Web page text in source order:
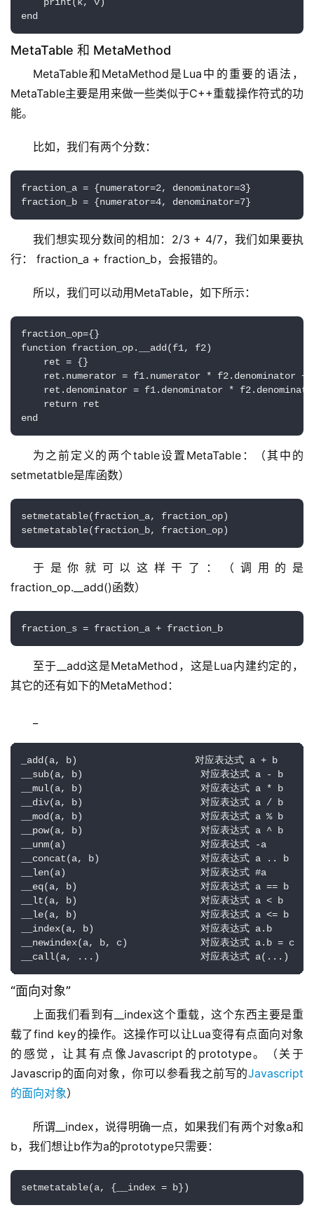
print(k, v)
end
MetaTable 和 MetaMethod
MetaTable和MetaMethod是Lua中的重要的语法，
MetaTable主要是用来做一些类似于C++重载操作符式的功
能。
比如，我们有两个分数：
fraction_a = {numerator=2, denominator=3}
fraction_b = {numerator=4, denominator=7}
我们想实现分数间的相加：2/3 + 4/7，我们如果要执
行： fraction_a + fraction_b，会报错的。
所以，我们可以动用MetaTable，如下所示：
fraction_op={}
function fraction_op.__add(f1, f2)
ret = {}
ret.numerator = f1.numerator * f2.denominator +
ret.denominator = f1.denominator *
return ret
end
为之前定义的两个table设置MetaTable：（其中的
setmetatble是库函数）
setmetatable(fraction_a, fraction_op)
setmetatable(fraction_b, fraction_op)
于是你就可以这样干了：（调用的是
fraction_op.__add()函数）
fraction_s = fraction_a + fraction_b
至于__add这是MetaMethod，这是Lua内建约定的，
其它的还有如下的MetaMethod：
_add(a, b)                     对应表达式 a + b
__sub(a, b)                     对应表达式 a - b
__mul(a, b)                     对应表达式 a * b
__div(a, b)                     对应表达式 a / b
__mod(a, b)                     对应表达式 a % b
__pow(a, b)                     对应表达式 a ^ b
__unm(a)                        对应表达式 -a
__concat(a, b)                  对应表达式 a .. b
__len(a)                        对应表达式 #a
__eq(a, b)                      对应表达式 a == b
__lt(a, b)                      对应表达式 a < b
__le(a, b)                      对应表达式 a <= b
__index(a, b)                   对应表达式 a.b
__newindex(a, b, c)             对应表达式 a.b = c
__call(a, ...)                  对应表达式 a(...)
“面向对象”
上面我们看到有__index这个重载，这个东西主要是重
载了find key的操作。这操作可以让Lua变得有点面向对象
的感觉，让其有点像Javascript的prototype。（关于
Javascrip的面向对象，你可以参看我之前写的Javascript
的面向对象）
所谓__index，说得明确一点，如果我们有两个对象a和
b，我们想让b作为a的prototype只需要：
setmetatable(a, {__index = b})